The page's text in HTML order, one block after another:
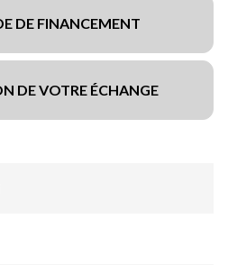
DE FINANCEMENT
DE VOTRE ÉCHANGE